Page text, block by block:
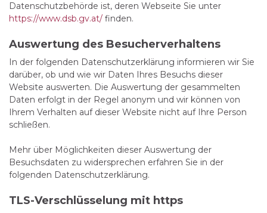
Datenschutzbehörde ist, deren Webseite Sie unter
https://www.dsb.gv.at/ finden.
Auswertung des Besucherverhaltens
In der folgenden Datenschutzerklärung informieren wir Sie
darüber, ob und wie wir Daten Ihres Besuchs dieser
Website auswerten. Die Auswertung der gesammelten
Daten erfolgt in der Regel anonym und wir können von
Ihrem Verhalten auf dieser Website nicht auf Ihre Person
schließen.
Mehr über Möglichkeiten dieser Auswertung der
Besuchsdaten zu widersprechen erfahren Sie in der
folgenden Datenschutzerklärung.
TLS-Verschlüsselung mit https